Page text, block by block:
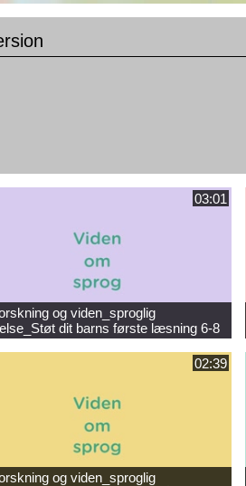
03:01
og viden_sproglig
dit barns første læsning 6-8
02:39
og viden_sproglig